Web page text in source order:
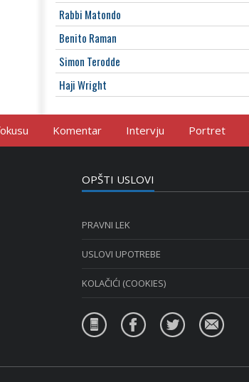
Rabbi Matondo
Benito Raman
Simon Terodde
Haji Wright
Komentar Intervju Portret
OPŠTI USLOVI
PRAVNI LEK
USLOVI UPOTREBE
KOLAČIĆI (COOKIES)